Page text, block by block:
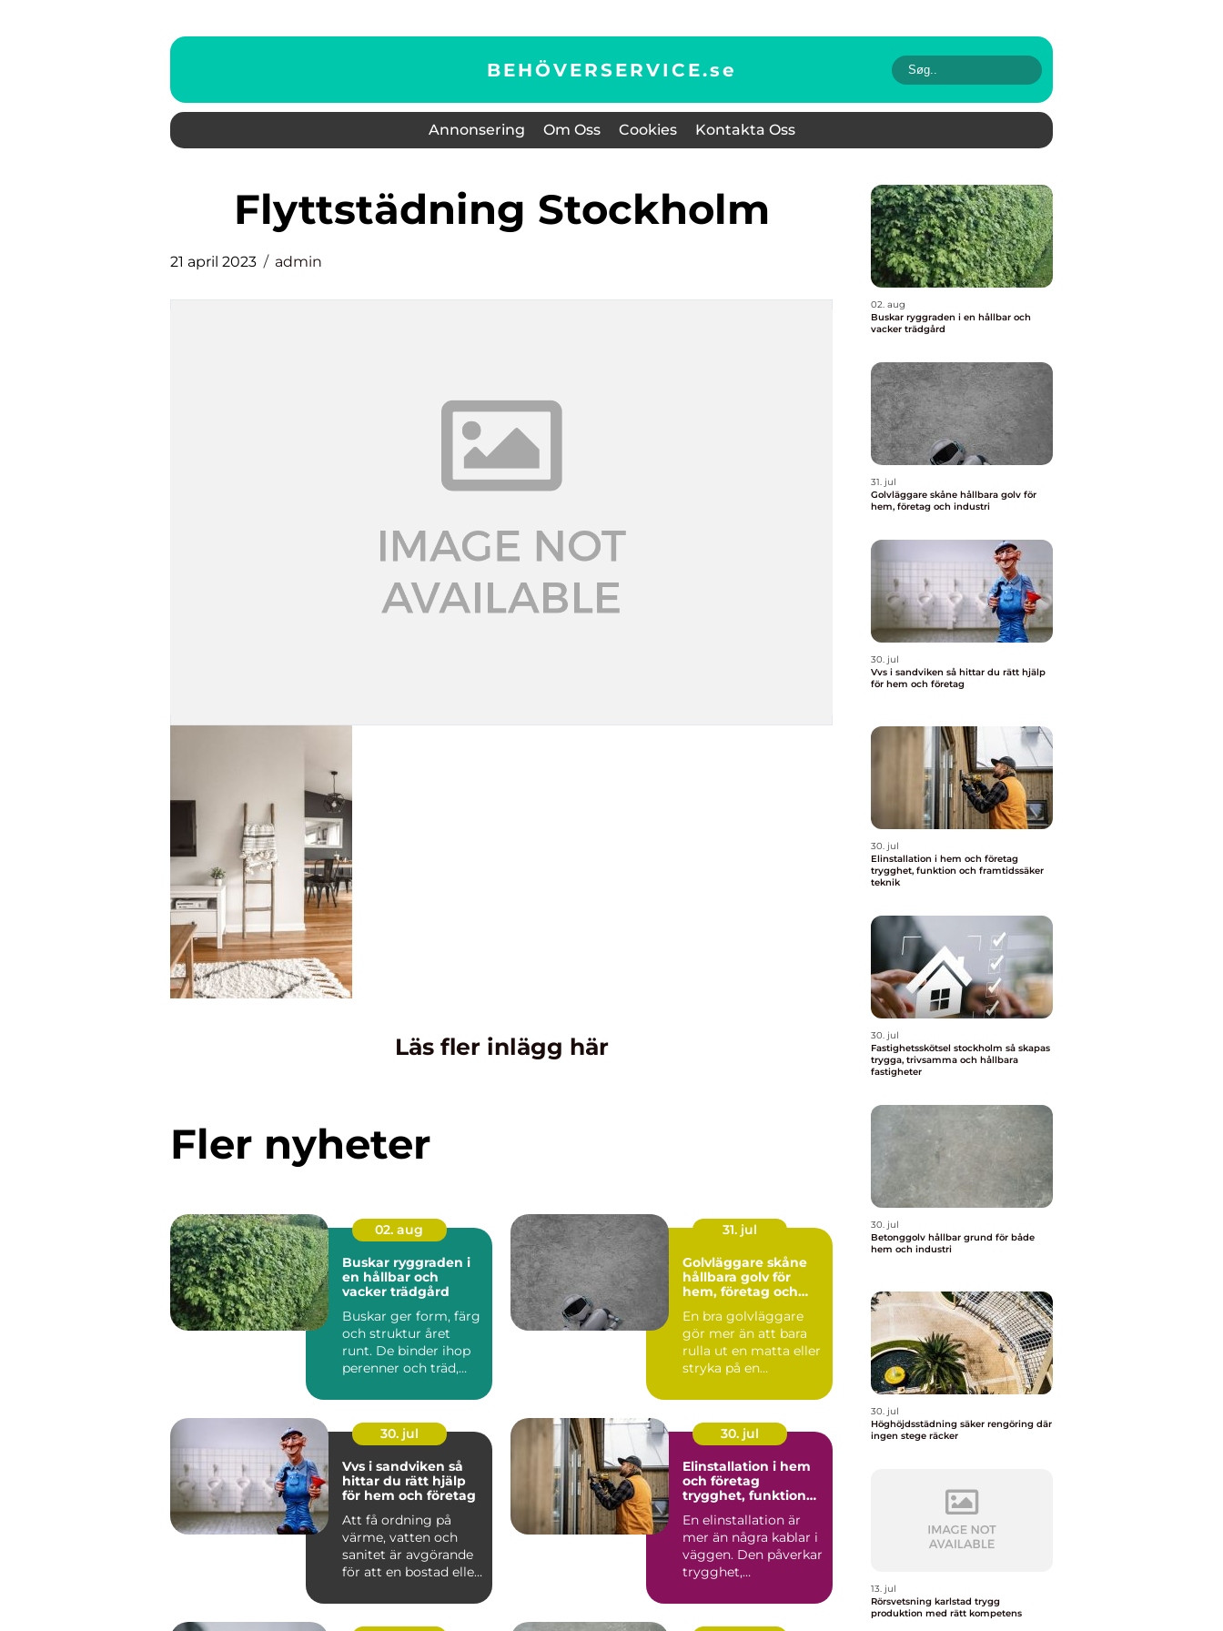
BEHÖVERSERVICE.se
Annonsering Om Oss Cookies Kontakta Oss
Flyttstädning Stockholm
21 april 2023 admin
Läs fler inlägg här
Fler nyheter
02. aug
Buskar ryggraden i
en hållbar och
vacker trädgård
Buskar ger form, färg
och struktur året
runt. De binder ihop
perenner och träd,
31. jul
Golvläggare skåne
hållbara golv för
hem, företag och
En bra golvläggare
gör mer än att bara
rulla ut en matta eller
stryka på en
genomtän...
30. jul
Vvs i sandviken så
hittar du rätt hjälp
för hem och företag
Att få ordning på
värme, vatten och
sanitet är avgörande
för att en bostad eller
30. jul
Elinstallation i hem
och företag
trygghet, funktion
teknik
En elinstallation är
mer än några kablar i
väggen. Den påverkar
trygghet,
energiförb...
02. aug
Buskar ryggraden i en hållbar och
vacker trädgård
31. jul
Golvläggare skåne hållbara golv för
hem, företag och industri
30. jul
Vvs i sandviken så hittar du rätt hjälp
för hem och företag
30. jul
Elinstallation i hem och företag
trygghet, funktion och framtidssäker
teknik
30. jul
Fastighetsskötsel stockholm så skapas
trygga, trivsamma och hållbara
fastigheter
30. jul
Betonggolv hållbar grund för både
hem och industri
30. jul
Höghöjdsstädning säker rengöring där
ingen stege räcker
13. jul
Rörsvetsning karlstad trygg
produktion med rätt kompetens